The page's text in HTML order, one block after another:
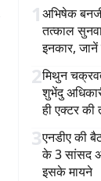
1अभिषेक
तत्काल
इनकार, जानें
2मिथुन
शुभेंदु
ही एक्टर की
3एनडीए की
के 3 सांसद
इसके मायने